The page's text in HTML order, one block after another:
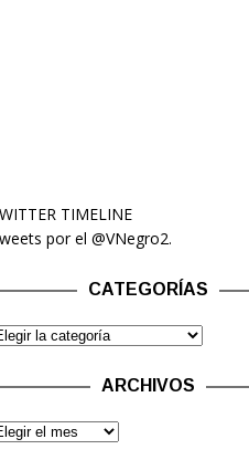
TIMELINE
por el @VNegro2.
CATEGORÍAS
ARCHIVOS